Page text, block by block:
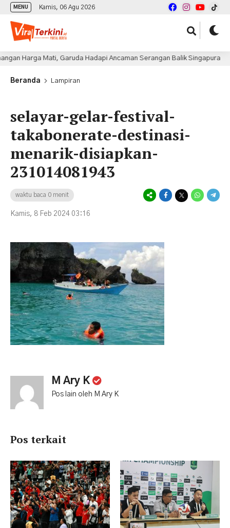
MENU Kamis, 06 Agu 2026
Harga Mati, Garuda Hadapi Ancaman Serangan Balik Singapura
Beranda Lampiran
selayar-gelar-festival-
takabonerate-destinasi-
menarik-disiapkan-
231014081943
waktu baca 0 menit
Kamis, 8 Feb 2024 03:16
M Ary K
Pos lain oleh M Ary K
Pos terkait